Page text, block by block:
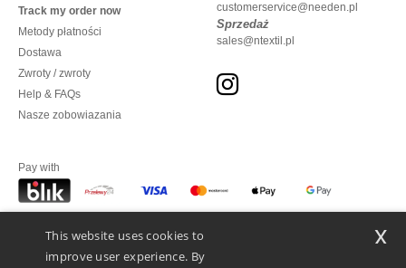
Track my order now
Metody płatności
Dostawa
Zwroty / zwroty
Help & FAQs
Nasze zobowiazania
customerservice@needen.pl
Sprzedaż
sales@ntextil.pl
Pay with
We ship with
This website uses cookies to
improve user experience. By
x